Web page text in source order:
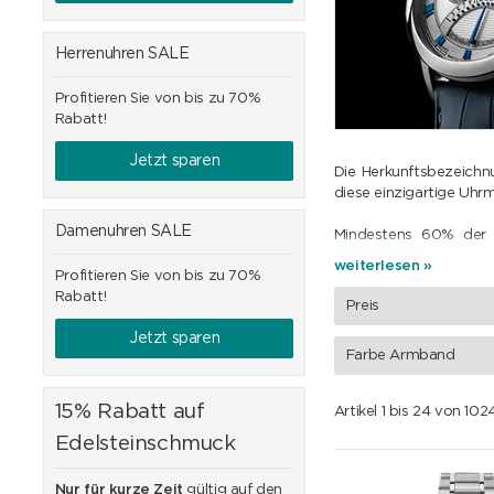
Die
diese einzigartige
Mindestens 60% der
Software in der
Auch das Uhrwerk
des Werts aller
Der Zusammenbau
Schutz des
weiterlesen »
Preis
Farbe Armband
Artikel 1 bis 24 von
Herrenuhren SALE
Profitieren Sie von bis zu 70%
Rabatt!
Jetzt sparen
Damenuhren SALE
Profitieren Sie von bis zu 70%
Rabatt!
Jetzt sparen
15% Rabatt auf
Edelsteinschmuck
Nur für kurze Zeit gültig auf den